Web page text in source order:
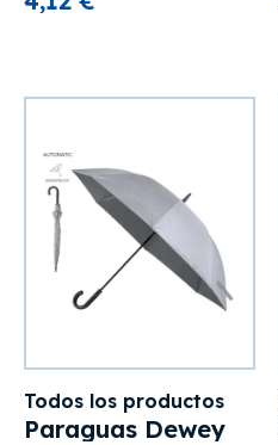
Todos los productos
Paraguas Dewey